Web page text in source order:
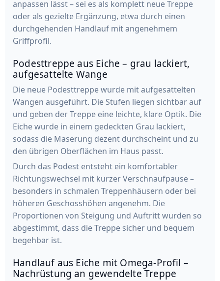
anpassen lässt – sei es als komplett neue Treppe
oder als gezielte Ergänzung, etwa durch einen
durchgehenden Handlauf mit angenehmem
Griffprofil.
Podesttreppe aus Eiche – grau lackiert,
aufgesattelte Wange
Die neue Podesttreppe wurde mit aufgesattelten
Wangen ausgeführt. Die Stufen liegen sichtbar auf
und geben der Treppe eine leichte, klare Optik. Die
Eiche wurde in einem gedeckten Grau lackiert,
sodass die Maserung dezent durchscheint und zu
den übrigen Oberflächen im Haus passt.
Durch das Podest entsteht ein komfortabler
Richtungswechsel mit kurzer Verschnaufpause –
besonders in schmalen Treppenhäusern oder bei
höheren Geschosshöhen angenehm. Die
Proportionen von Steigung und Auftritt wurden so
abgestimmt, dass die Treppe sicher und bequem
begehbar ist.
Handlauf aus Eiche mit Omega-Profil –
Nachrüstung an gewendelte Treppe